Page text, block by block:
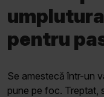
pentru
Se amestecă într-un
pune pe foc. Treptat,